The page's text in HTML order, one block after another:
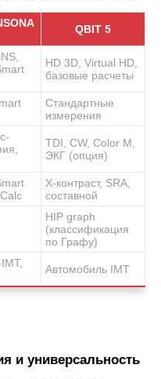
QBIT 5
HD 3D, Virtual HD,
базовые расчеты
Стандартные
измерения
TDI, CW, Color M,
ЭКГ (опция)
X-контраст, SRA,
составной
HIP graph
(классификация
по Графу)
Автомобиль IMT
и универсальность